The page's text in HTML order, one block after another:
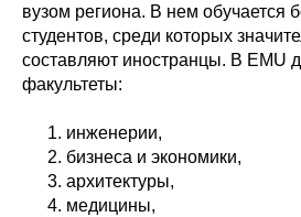
вузом региона. В нем обучается
студентов, среди которых
составляют иностранцы. В EMU
факультеты:
инженерии,
бизнеса и экономики,
архитектуры,
медицины,